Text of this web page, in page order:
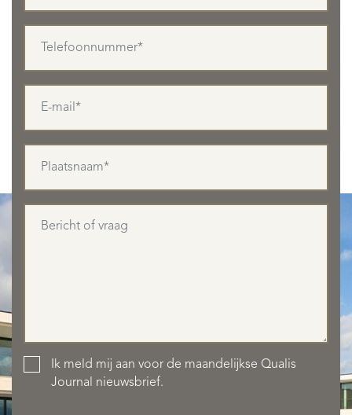
Ik meld mij aan voor de maandelijkse Qualis
Journal nieuwsbrief.